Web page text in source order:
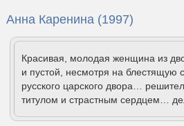
Анна Каренина (1997)
Красивая, молодая женщина из
и пустой, несмотря на
русского царского двора…
титулом и страстным сердцем…